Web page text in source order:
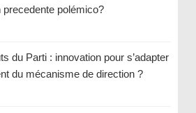
polémico?
du Parti : innovation pour s’adapter
du mécanisme de direction ?